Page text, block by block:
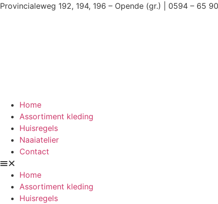
Ga
Provincialeweg 192, 194, 196 – Opende (gr.) | 0594 – 65
Home
Assortiment kleding
Huisregels
Naaiatelier
Contact
Home
Assortiment kleding
Huisregels